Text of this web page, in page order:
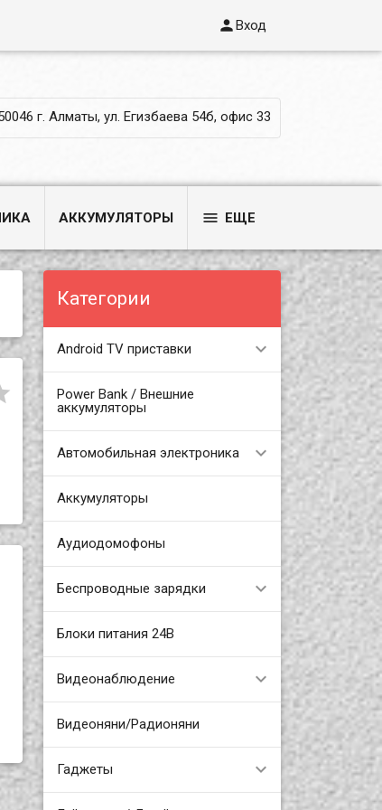
Вход
г. Алматы, ул. Егизбаева 54б, офис 33
АККУМУЛЯТОРЫ  ЕЩЕ
Категории
Android TV приставки
Power Bank / Внешние
аккумуляторы
Автомобильная электроника
Аккумуляторы
Аудиодомофоны
Беспроводные зарядки
Блоки питания 24В
Видеонаблюдение
Видеоняни/Радионяни
Гаджеты